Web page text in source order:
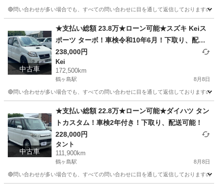
🔴問い合わせが多い場合でも、すべての問い合わせに目を通して返信しております
鶴ヶ島駅 アクティ
中古車
★支払い総額 23.8万★ローン可能★スズキ Keiス
ポーツ ターボ！車検令和10年6月！下取り、配送
可能！
238,000円
Kei
172,500km
鶴ヶ島駅 8月8日
🔴問い合わせが多い場合でも、すべての問い合わせに目を通して返信しております
鶴ヶ島駅 Kei 車両
中古車
★支払い総額 22.8万★ローン可能★ダイハツ タン
トカスタム！車検2年付き！下取り、配送可能！
228,000円
タント
111,900km
鶴ヶ島駅 8月8日
🔴問い合わせが多い場合でも、すべての問い合わせに目を通して返信しております